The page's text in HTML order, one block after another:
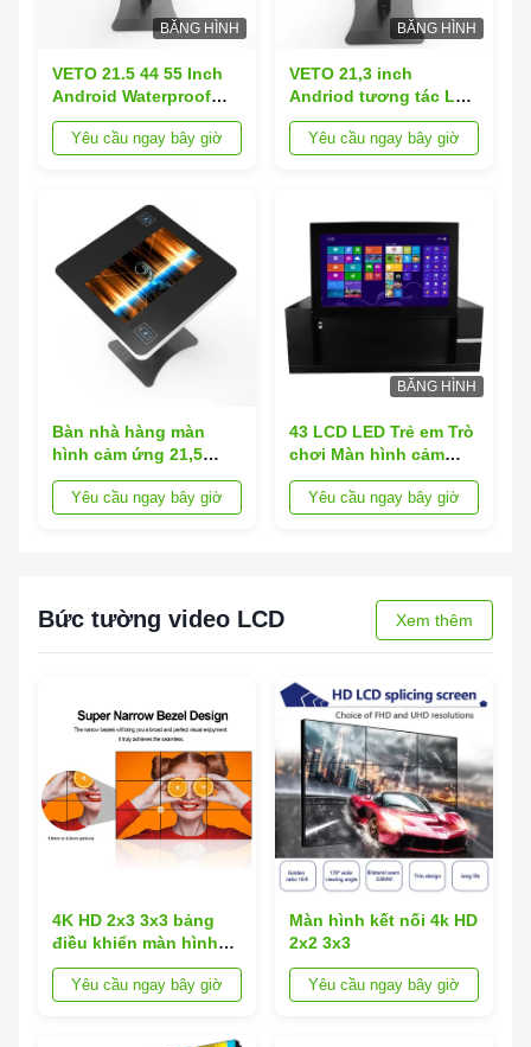
BĂNG HÌNH
VETO 21.5 44 55 Inch
Android Waterproof
Interactive LCD Multi
Smart Coffee Table
Yêu cầu ngay bây giờ
BĂNG HÌNH
VETO 21,3 inch
Andriod tương tác LCD
kỹ thuật số đa cảm
ứng màn hình cà phê
Yêu cầu ngay bây giờ
Bàn nhà hàng màn
hình cảm ứng 21,5
inch chống nước, Bàn
màn hình cảm ứng
Yêu cầu ngay bây giờ
BĂNG HÌNH
43 LCD LED Trẻ em Trò
chơi Màn hình cảm
ứng tương tác ngón
tay hồng ngoại Bàn cà
Yêu cầu ngay bây giờ
Bức tường video LCD Xem thêm
4K HD 2x3 3x3 bảng
điều khiển màn hình
splicing
Yêu cầu ngay bây giờ
Màn hình kết nối 4k HD
2x2 3x3
Yêu cầu ngay bây giờ